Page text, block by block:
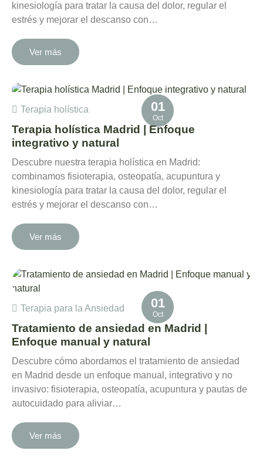
kinesiología para tratar la causa del dolor, regular el
estrés y mejorar el descanso con…
Ver más
01
Oct
Terapia holística
Terapia holística Madrid | Enfoque
integrativo y natural
Descubre nuestra terapia holística en Madrid:
combinamos fisioterapia, osteopatía, acupuntura y
kinesiología para tratar la causa del dolor, regular el
estrés y mejorar el descanso con…
Ver más
01
Oct
Terapia para la Ansiedad
Tratamiento de ansiedad en Madrid |
Enfoque manual y natural
Descubre cómo abordamos el tratamiento de ansiedad
en Madrid desde un enfoque manual, integrativo y no
invasivo: fisioterapia, osteopatía, acupuntura y pautas de
autocuidado para aliviar…
Ver más